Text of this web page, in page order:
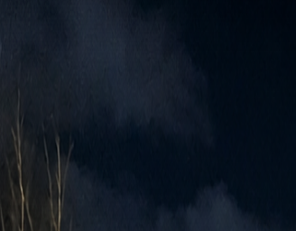
По предварительному расчёту для
элементов, поэтому важно было не
Решение
Перед отправкой мы организовали
размещение коробок внутри контейнеров.
В процессе загрузки удалось